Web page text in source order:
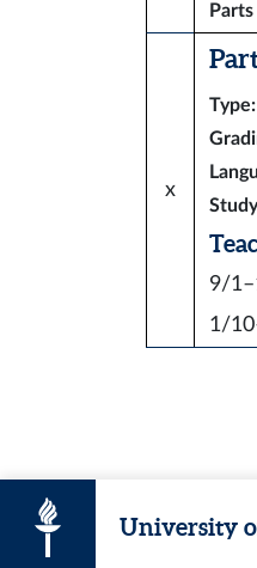
x
Type:
9/
1/
University